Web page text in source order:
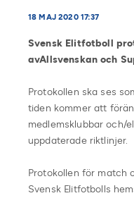
18 MAJ 2020 17:37
Svensk Elitfotboll
avAllsvenskan och
Protokollen ska ses
tiden kommer att
medlemsklubbar och/
uppdaterade riktlinjer.
Protokollen för match
Svensk Elitfotbolls